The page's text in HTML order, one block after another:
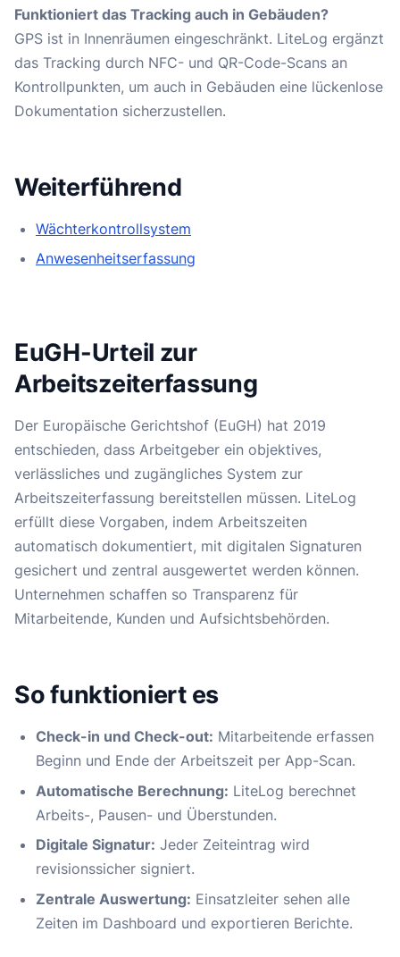
Funktioniert das Tracking auch in Gebäuden?
GPS ist in Innenräumen eingeschränkt. LiteLog ergänzt
das Tracking durch NFC- und QR-Code-Scans an
Kontrollpunkten, um auch in Gebäuden eine lückenlose
Dokumentation sicherzustellen.
Weiterführend
Wächterkontrollsystem
Anwesenheitserfassung
EuGH-Urteil zur
Arbeitszeiterfassung
Der Europäische Gerichtshof (EuGH) hat 2019
entschieden, dass Arbeitgeber ein objektives,
verlässliches und zugängliches System zur
Arbeitszeiterfassung bereitstellen müssen. LiteLog
erfüllt diese Vorgaben, indem Arbeitszeiten
automatisch dokumentiert, mit digitalen Signaturen
gesichert und zentral ausgewertet werden können.
Unternehmen schaffen so Transparenz für
Mitarbeitende, Kunden und Aufsichtsbehörden.
So funktioniert es
Check-in und Check-out: Mitarbeitende erfassen
Beginn und Ende der Arbeitszeit per App-Scan.
Automatische Berechnung: LiteLog berechnet
Arbeits-, Pausen- und Überstunden.
Digitale Signatur: Jeder Zeiteintrag wird
revisionssicher signiert.
Zentrale Auswertung: Einsatzleiter sehen alle
Zeiten im Dashboard und exportieren Berichte.